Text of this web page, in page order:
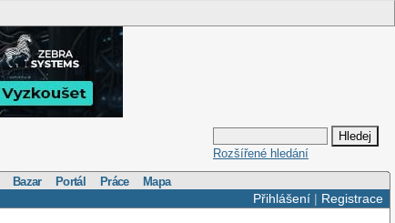
Rozšířené hledání
Bazar Portál Práce Mapa
Přihlášení| Registrace